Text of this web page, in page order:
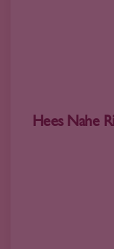
Hees Nahe